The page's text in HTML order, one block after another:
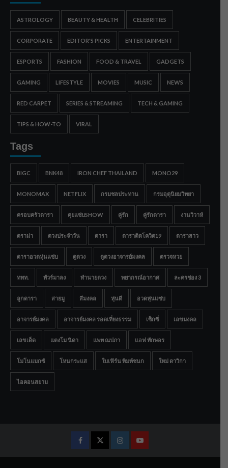
ASTROLOGY BEAUTY & HEALTH CELEBRITIES
CORPORATE EDITOR'S PICKS ENTERTAINMENT
ESPORTS FASHION FOOD & TRAVEL GADGETS
GAMING LIFESTYLE MOVIES MUSIC NEWS
RED CARPET SERIES & STREAMING TECH & GAMING
TIPS & HOW-TO VIRAL
Tags
BIGC BNK48 IRON CHEF THAILAND MONO29
MONOMAX NETFLIX กรมชลประทาน กรมอุตุนิยมวิทยา
ครอบครัวดารา คุยแซ่บSHOW คู่รัก คู่รักดารา งานวิวาห์
ดราม่า ดวงประจำวัน ดารา ดาราติดโควิด19 ดาราสาว
ดาราอวดหุ่นแซ่บ ดูดวง ดูดวงอาจารย์มงคล ตรวจหวย
ททท. ทัวร์มาลง ทำนายดวง พยากรณ์อากาศ ละครช่อง 3
ลูกดารา สายมู สีมงคล หุ่นดี อวดหุ่นแซ่บ
อาจารย์มงคล อาจารย์มงคล รอดเที่ยงธรรม เซ็กซี่ เลขมงคล
เลขเด็ด แตงโม นิดา แพท ณปภา แอฟ ทักษอร
โมโนแมกซ์ โหนกระแส ใบเฟิร์น พิมพ์ชนก ใหม่ ดาวิกา
ไอคอนสยาม
FacebookTwitterInstagramYoutube